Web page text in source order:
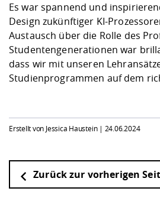
Es war spannend und
Design zukünftiger KI-
Austausch über die Rolle des
Studentengenerationen war
dass wir mit unseren
Studienprogrammen auf dem
Erstellt von Jessica Haustein | 24.06.2024
Zurück zur vorherigen